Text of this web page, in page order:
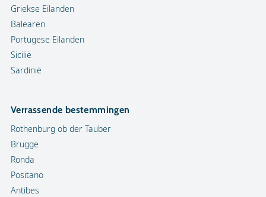
Griekse Eilanden
Balearen
Portugese Eilanden
Sicilië
Sardinië
Verrassende bestemmingen
Rothenburg ob der Tauber
Brugge
Ronda
Positano
Antibes